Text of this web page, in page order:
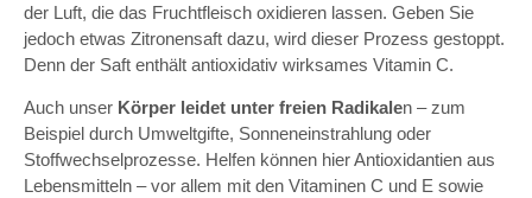
der Luft, die das Fruchtfleisch oxidieren lassen. Geben Sie
jedoch etwas Zitronensaft dazu, wird dieser Prozess gestoppt.
Denn der Saft enthält antioxidativ wirksames Vitamin C.
Auch unser Körper leidet unter freien Radikalen – zum
Beispiel durch Umweltgifte, Sonneneinstrahlung oder
Stoffwechselprozesse. Helfen können hier Antioxidantien aus
Lebensmitteln – vor allem mit den Vitaminen C und E sowie